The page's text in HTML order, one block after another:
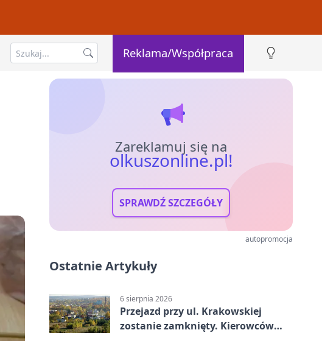
Reklama/Współpraca
Zareklamuj się na
olkuszonline.pl!
SPRAWDŹ SZCZEGÓŁY
autopromocja
Ostatnie Artykuły
6 sierpnia 2026
Przejazd przy ul. Krakowskiej
zostanie zamknięty. Kierowców